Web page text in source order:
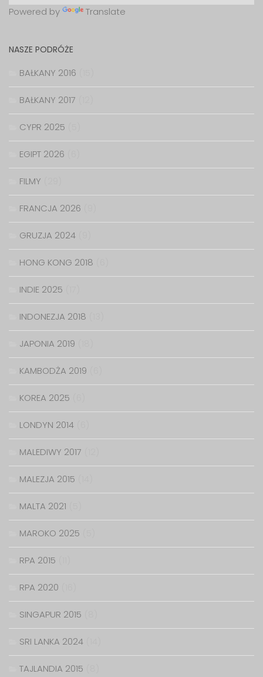
Powered by Translate
NASZE PODRÓŻE
BAŁKANY 2016
BAŁKANY 2017
CYPR 2025
EGIPT 2026
FILMY
FRANCJA 2026
GRUZJA 2024
HONG KONG 2018
INDIE 2025
INDONEZJA 2018
JAPONIA 2019
KAMBODŻA 2019
KOREA 2025
LONDYN 2014
MALEDIWY 2017
MALEZJA 2015
MALTA 2021
MAROKO 2025
RPA 2015
RPA 2020
SINGAPUR 2015
SRI LANKA 2024
TAJLANDIA 2015